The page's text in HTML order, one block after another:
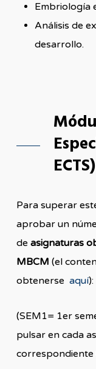
Embriología
Análisis de
desarrollo.
ECTS)
Para superar
aprobar un
de asignaturas
MBCM (el
obtenerse aquí):
(SEM1= 1er
pulsar en cada
correspondiente